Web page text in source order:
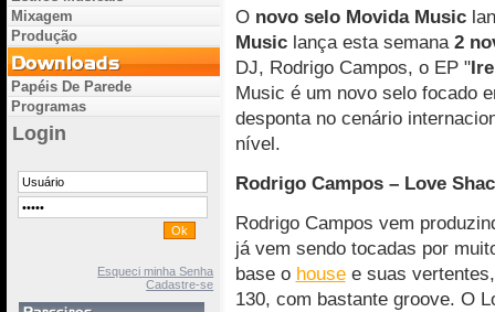
O novo selo Movida Music
Musiclança esta semana 2
DJ, Rodrigo Campos, o EP "
Music é um novo selo focado
desponta no cenário
nível.
Rodrigo Campos – Love
Rodrigo Campos vem
já vem sendo tocadas por
base o housee suas
130, com bastante groove. O
Mixagem
Produção
Papéis De Parede
Programas
Login
Esqueci minha Senha
Cadastre-se